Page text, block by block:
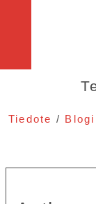
Tiedote / Blogi